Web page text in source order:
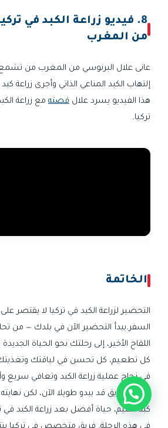
8. فيديو زراعة الكبد في
من المغرب
عانى علال البرنوسي من المغرب من
إلتهاب الكبد المناعي الذاتي وأجرى زراعة
هذا الفيديو يسرد علال قصته مع زراعة
تركيا.
الخاتمة
التحضير لزراعة الكبد في تركيا لا يقتصر
السفر.يبدأ التحضير الآن في بلدك — من
اللقاح الأخير، إلى رحلتك نحو الحياة
كل تطعيم، كل تحسن في لياقتك
في نجاح عملية زراعة الكبد وتعافي سريع
تركيا.الطريق قد يبدو طويلا الآن، لكن
كبد سليم، حياة أفضل بعد زراعة الكبد